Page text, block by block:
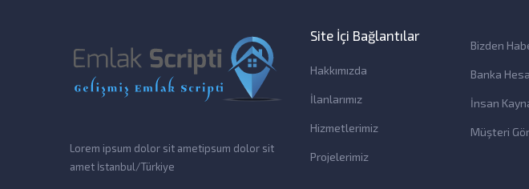
Lorem ipsum dolor sit ametipsum dolor sit
amet İstanbul/Türkiye
Site İçi Bağlantılar
Hakkımızda
İlanlarımız
Hizmetlerimiz
Projelerimiz
Bizden
Banka
İnsan
Müşteri